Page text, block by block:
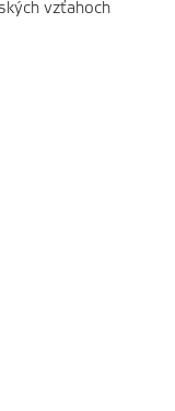
vzťahoch